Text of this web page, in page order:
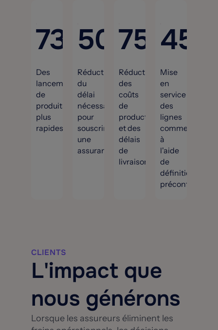
73 %
Des
lancements
de
produits
plus
rapides
50 %
Réduction
du
délai
nécessaire
pour
souscrire
une
assurance
75 %
Réduction
des
coûts
de
production
et des
délais
de
livraison
45
Mise
en
service
des
lignes
commerciales
à
l'aide
de
définitions
préconfigurées
CLIENTS
L'impact que
nous générons
Lorsque les assureurs éliminent les